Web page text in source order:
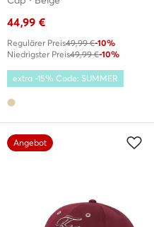
44,99 €
Regulärer Preis49,99 €-10%
Niedrigster Preis49,99 €-10%
extra -15% Code: SUMMER
Angebot